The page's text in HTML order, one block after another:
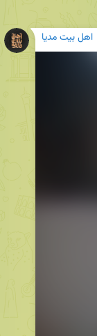
اهل بیت مدیا